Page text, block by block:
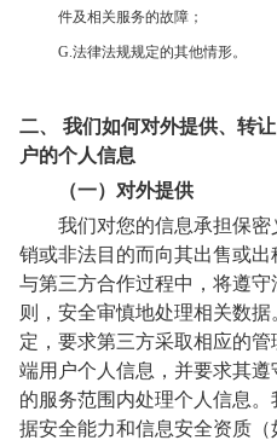
件及相关服务的故障；
G.法律法规规定的其他情形。
二、 我们如何对外提供、转
户的个人信息
（一）对外提供
我们对您的信息承担保
销或非法目的而向其出售或
与第三方合作过程中，将遵
则，安全审慎地处理相关数
定，要求第三方采取相应的
端用户个人信息，并要求其
的服务范围内处理个人信息
据安全能力和信息安全资质